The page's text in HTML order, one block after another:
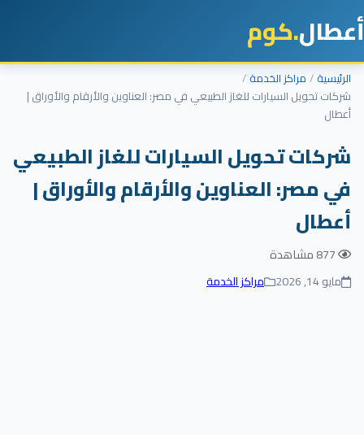
أعطال.كوم
الرئيسية
مراكز الخدمة
شركات تحويل السيارات للغاز الطبيعي في مصر: العناوين والأرقام والأوراق |
أعطال
شركات تحويل السيارات للغاز الطبيعي
في مصر: العناوين والأرقام والأوراق |
أعطال
مايو 14, 2026 مراكز الخدمة